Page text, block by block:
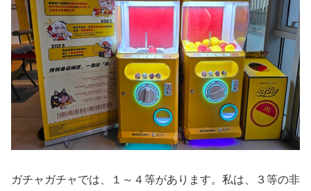
ガチャガチャでは、１～４等があります。私は、３等の非